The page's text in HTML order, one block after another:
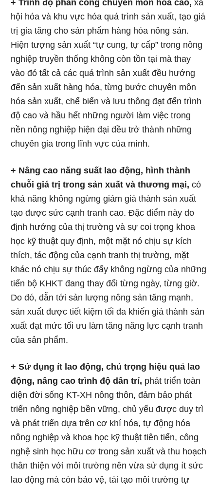
+ Trình độ phân công chuyên môn hóa cao, xã
hội hóa và khu vực hóa quá trình sản xuất, tạo giá
trị gia tăng cho sản phẩm hàng hóa nông sản.
Hiện tượng sản xuất “tự cung, tự cấp” trong nông
nghiệp truyền thống không còn tồn tại mà thay
vào đó tất cả các quá trình sản xuất đều hướng
đến sản xuất hàng hóa, từng bước chuyên môn
hóa sản xuất, chế biến và lưu thông đạt đến trình
độ cao và hầu hết những người làm việc trong
nền nông nghiệp hiện đại đều trở thành những
chuyên gia trong lĩnh vực của mình.
+ Nâng cao năng suất lao động, hình thành
chuỗi giá trị trong sản xuất và thương mại, có
khả năng không ngừng giảm giá thành sản xuất
tạo được sức cạnh tranh cao. Đặc điểm này do
định hướng của thị trường và sự coi trọng khoa
học kỹ thuật quy định, một mặt nó chịu sự kích
thích, tác động của cạnh tranh thị trường, mặt
khác nó chịu sự thúc đẩy không ngừng của những
tiến bộ KHKT đang thay đổi từng ngày, từng giờ.
Do đó, dẫn tới sản lượng nông sản tăng mạnh,
sản xuất được tiết kiệm tối đa khiến giá thành sản
xuất đạt mức tối ưu làm tăng năng lực cạnh tranh
của sản phẩm.
+ Sử dụng ít lao động, chú trọng hiệu quả lao
động, nâng cao trình độ dân trí, phát triển toàn
diện đời sống KT-XH nông thôn, đảm bảo phát
triển nông nghiệp bền vững, chủ yếu được duy trì
và phát triển dựa trên cơ khí hóa, tự động hóa
nông nghiệp và khoa học kỹ thuật tiên tiến, công
nghệ sinh học hữu cơ trong sản xuất và thu hoạch
thân thiện với môi trường nên vừa sử dụng ít sức
lao động mà còn bảo vệ, tái tạo môi trường tự